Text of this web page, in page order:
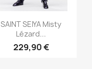
Aperçu rapide
SAINT SEIYA Misty
Lézard...
229,90 €